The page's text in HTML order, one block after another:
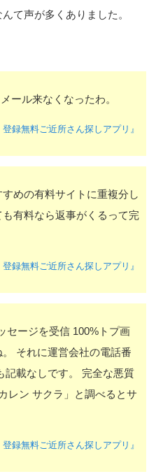
て声が多くありました。
ール来なくなったわ。
録無料ご近所さん探しアプリ』
めの有料サイトに重複分し
有料なら返事がくるって完
録無料ご近所さん探しアプリ』
セージを受信 100%トプ画
それに運営会社の電話番
記載なしです。 完全な悪質
レン サクラ」と調べるとサ
録無料ご近所さん探しアプリ』